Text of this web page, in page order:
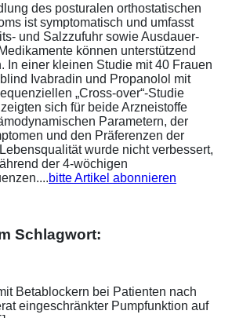
des posturalen orthostatischen
ist symptomatisch und umfasst
und Salzzufuhr sowie Ausdauer-
können unterstützend
In einer kleinen Studie mit 40 Frauen
Ivabradin und Propanolol mit
„Cross-over“-Studie
sich für beide Arzneistoffe
Parametern, der
und den Präferenzen der
wurde nicht verbessert,
der 4-wöchigen
bitte Artikel abonnieren
Schlagwort: